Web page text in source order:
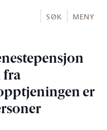
SØK MENY
fra
er